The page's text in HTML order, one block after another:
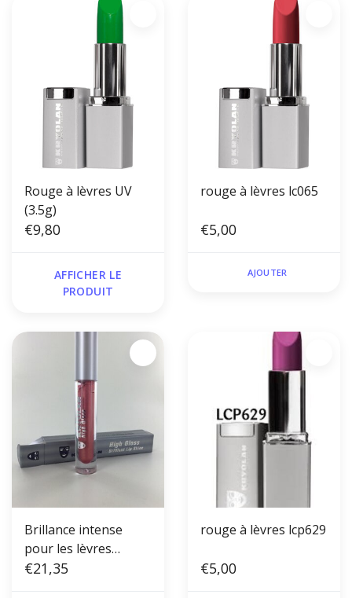
Rouge à lèvres UV
(3.5g)
€9,80
AFFICHER LE
PRODUIT
rouge à lèvres lc065
€5,00
AJOUTER
Brillance intense
pour les lèvres
Sunrise
€21,35
rouge à lèvres lcp629
€5,00